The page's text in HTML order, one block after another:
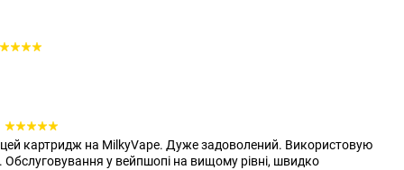
картридж на MilkyVape. Дуже задоволений. Використовую
Обслуговування у вейпшопі на вищому рівні, швидко